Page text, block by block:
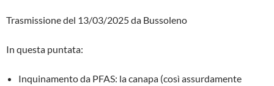
Trasmissione del 13/03/2025 da Bussoleno
In questa puntata:
Inquinamento da PFAS: la canapa (così assurdamente